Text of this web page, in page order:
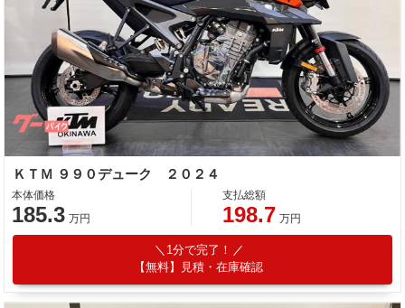
ＫＴＭ ９９０デューク ２０２４
本体価格
185.3 万円
支払総額
198.7 万円
1分で完了！
【無料】見積・在庫確認